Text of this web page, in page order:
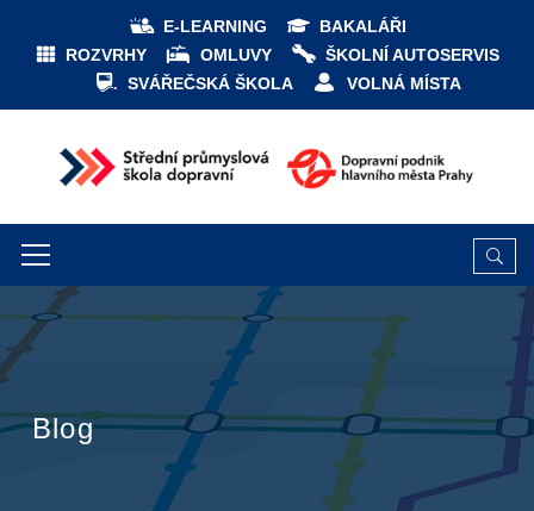
E-LEARNING
BAKALÁŘI
ROZVRHY
OMLUVY
ŠKOLNÍ AUTOSERVIS
SVÁŘEČSKÁ ŠKOLA
VOLNÁ MÍSTA
Blog